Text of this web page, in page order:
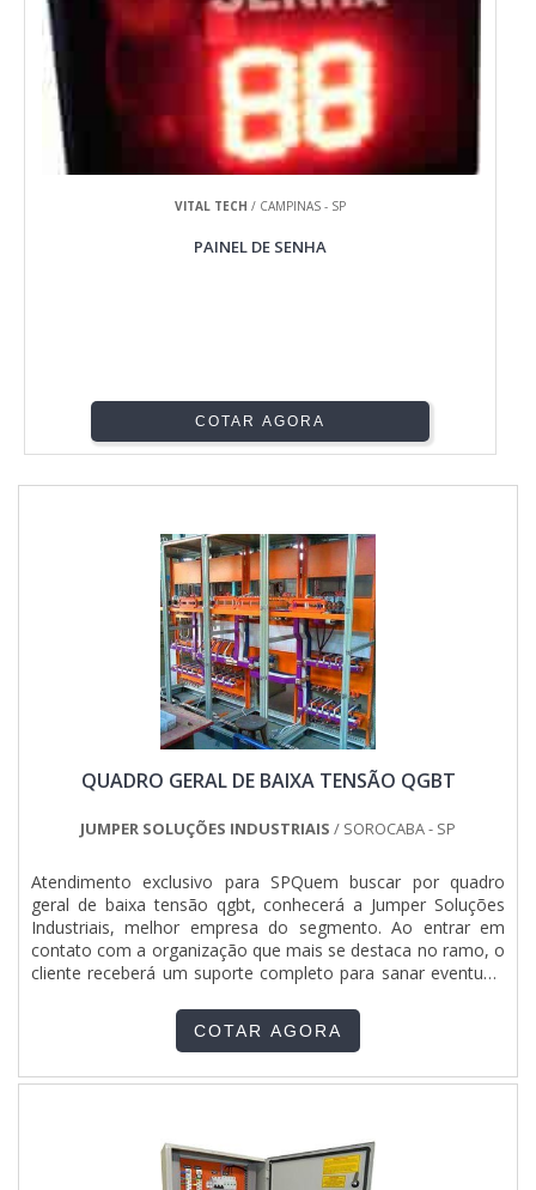
VITAL TECH / CAMPINAS - SP
PAINEL DE SENHA
COTAR AGORA
QUADRO GERAL DE BAIXA TENSÃO QGBT
JUMPER SOLUÇÕES INDUSTRIAIS / SOROCABA - SP
Atendimento exclusivo para SPQuem buscar por quadro
geral de baixa tensão qgbt, conhecerá a Jumper Soluções
Industriais, melhor empresa do segmento. Ao entrar em
contato com a organização que mais se destaca no ramo, o
cliente receberá um suporte completo para sanar eventuais
quadro geral de baixa tensão qgbt, com a Jumper Soluções
Industriais o cliente obterá assertividade e diversas opções
QUADRO GERAL DE BAIXA TENSÃO QGBTA Jumper
qualidade onde são realizadas as atividades e equipamentos
de última geração, tudo isso para oferecer quadro geral de
COTAR AGORA